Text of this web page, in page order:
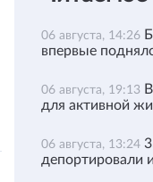
06 августа, 14:26
впервые
06 августа, 19:13
для активной
06 августа, 13:24
депортировали